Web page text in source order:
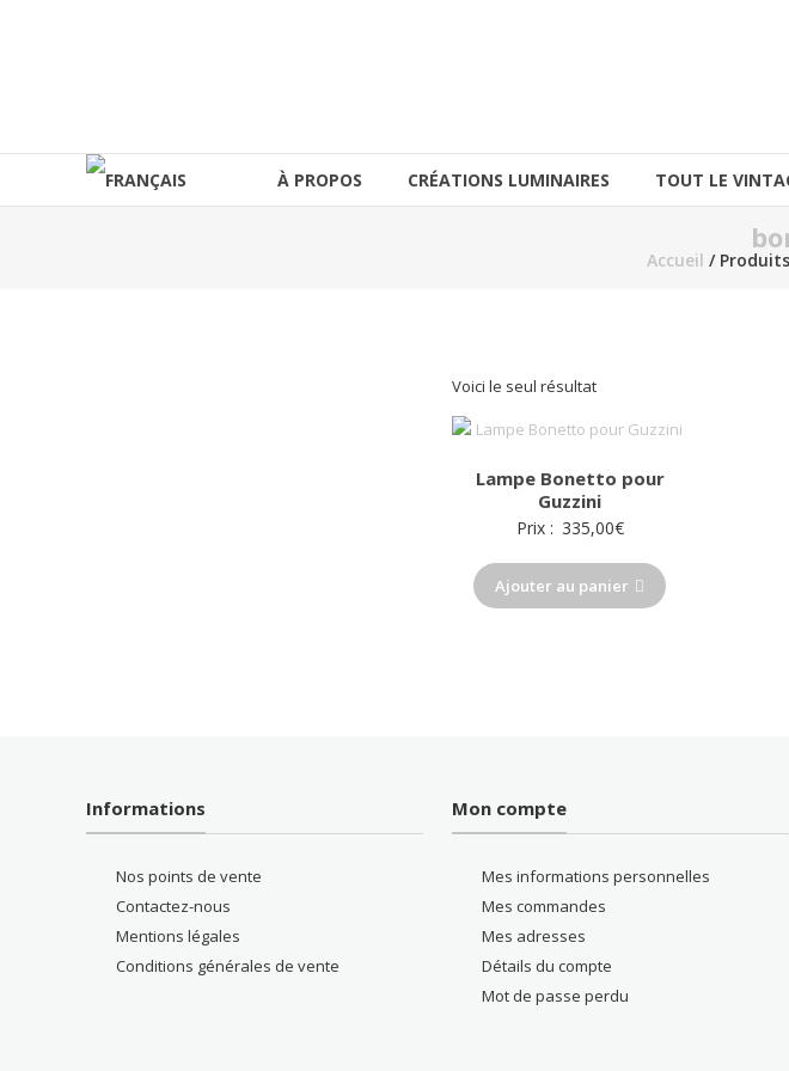
À PROPOS CRÉATIONS LUMINAIRES TOUT LE
Accueil /
Voici le seul résultat
Lampe Bonetto pour
Guzzini
Prix : 335,00€
Ajouter au panier
Informations
Nos points de vente
Contactez-nous
Mentions légales
Conditions générales de vente
Mon compte
Mes informations personnelles
Mes commandes
Mes adresses
Détails du compte
Mot de passe perdu